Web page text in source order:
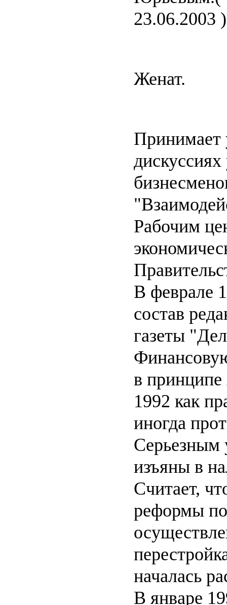
23.06.2003 )
Женат.
Принимает
Рабочим
В феврале
состав
газеты
в принципе
1992 как
иногда
Серьезным
изъяны в
Считает,
реформы
началась
В январе